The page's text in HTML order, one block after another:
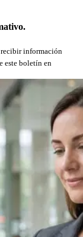
en
información
este boletín en